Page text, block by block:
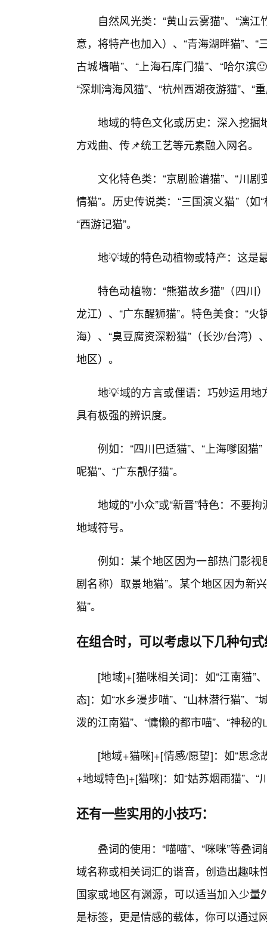
自然风光类：“黄山云雾猫”、“漓
意，将特产也加入）、“青海湖畔猫”、“
古城墙喵”、“上海石库门猫”、“哈尔滨
“深圳湾海风猫”、“杭州西湖夜游猫”、“
地域的特色文化或历史：深入挖掘
方戏曲、传📌统工艺等元素融入网名。
文化特色类：“京剧脸谱猫”、“川剧
情猫”。历史传说类：“三国演义猫”（如
“西游记猫”。
地💡域的特色动植物或特产：这是
特色动植物：“熊猫故乡猫”（四川
龙江）、“广东醒狮猫”。特色美食：“
海）、“臭豆腐资深粉猫”（长沙/台湾）
地区）。
地💡域的方言或俚语：巧妙运用地
具有极强的辨识度。
例如：“四川巴适猫”、“上海嗲囡猫
呢猫”、“广东靓仔猫”。
地域的“小众”或“新晋”特色：不要
地域符号。
例如：某个地区因为一部热门影
剧名称）取景地猫”。某个地区因为新
猫”。
在组合时，可以考虑以下几种句
[地域]+[猫咪相关词]：如“江南猫”
态]：如“水乡漫步喵”、“山林潜行猫”、
泼的江南猫”、“慵懒的都市喵”、“神秘的
[地域+猫咪]+[情感/愿望]：如“思念
+地域特色]+[猫咪]：如“姑苏烟雨猫”、“
还有一些实用的小技巧：
叠词的使用：“喵喵”、“咪咪”等叠
域名称或相关词汇的谐音，创造出趣味
国家或地区有渊源，可以适当加入少
是标签，更是情感的载体，你可以通过